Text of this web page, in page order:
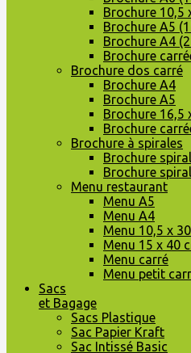
Brochure 10,5
Brochure A5
Brochure A4
Brochure
Brochure dos carré
Brochure A4
Brochure A5
Brochure 16,5
Brochure
Brochure à spirales
Brochure
Brochure
Menu restaurant
Menu A5
Menu A4
Menu 10,5 x
Menu 15 x 40
Menu carré
Menu petit
Sacs
et Bagage
Sacs Plastique
Sac Papier Kraft
Sac Intissé Basic